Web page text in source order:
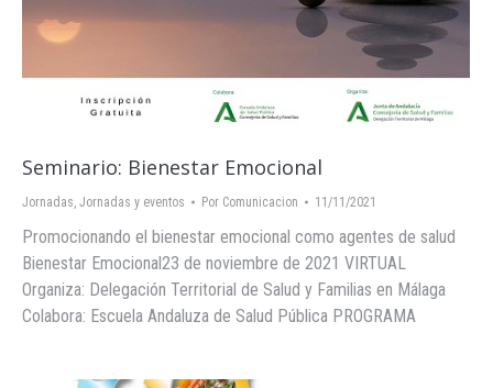
Seminario: Bienestar Emocional
Jornadas, Jornadas y eventos Por Comunicacion 11/11/2021
Promocionando el bienestar emocional como agentes de salud
Bienestar Emocional23 de noviembre de 2021 VIRTUAL
Organiza: Delegación Territorial de Salud y Familias en Málaga
Colabora: Escuela Andaluza de Salud Pública PROGRAMA